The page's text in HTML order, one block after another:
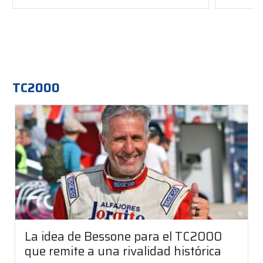
TC2000
La idea de Bessone para el TC2000
que remite a una rivalidad histórica